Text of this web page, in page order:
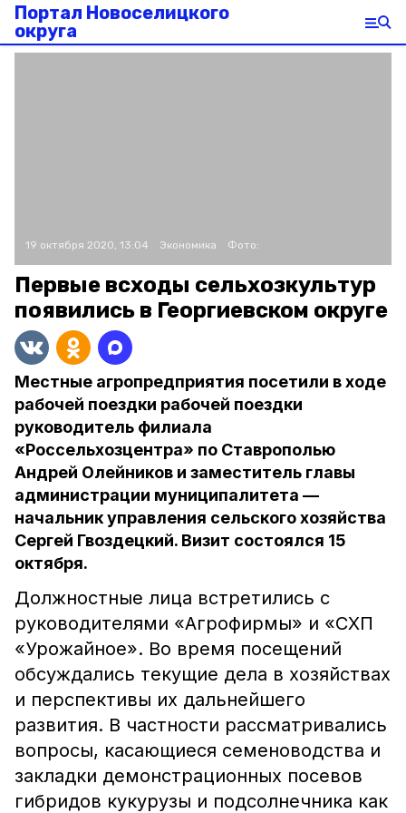
Портал Новоселицкого
округа
19 октября 2020, 13:04 Экономика Фото:
Первые всходы сельхозкультур
появились в Георгиевском округе
Местные агропредприятия посетили в ходе
рабочей поездки рабочей поездки
руководитель филиала
«Россельхозцентра» по Ставрополью
Андрей Олейников и заместитель главы
администрации муниципалитета —
начальник управления сельского хозяйства
Сергей Гвоздецкий. Визит состоялся 15
октября.
Должностные лица встретились с
руководителями «Агрофирмы» и «СХП
«Урожайное». Во время посещений
обсуждались текущие дела в хозяйствах
и перспективы их дальнейшего
развития. В частности рассматривались
вопросы, касающиеся семеноводства и
закладки демонстрационных посевов
гибридов кукурузы и подсолнечника как